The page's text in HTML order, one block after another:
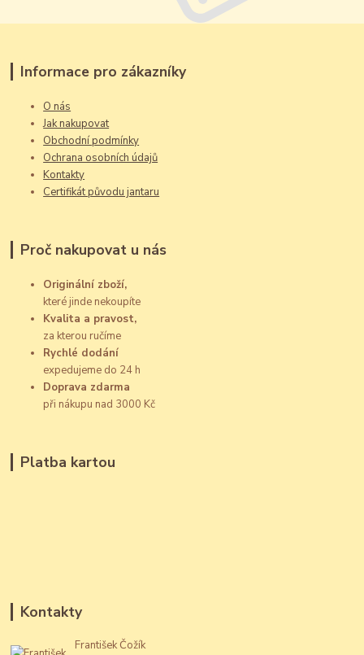
Informace pro zákazníky
O nás
Jak nakupovat
Obchodní podmínky
Ochrana osobních údajů
Kontakty
Certifikát původu jantaru
Proč nakupovat u nás
Originální zboží,
které jinde nekoupíte
Kvalita a pravost,
za kterou ručíme
Rychlé dodání
expedujeme do 24 h
Doprava zdarma
při nákupu nad 3000 Kč
Platba kartou
Kontakty
František Čožík